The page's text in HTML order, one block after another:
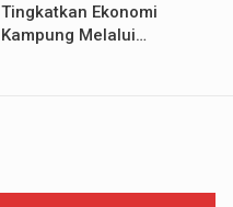
Tingkatkan Ekonomi
Kampung Melalui…